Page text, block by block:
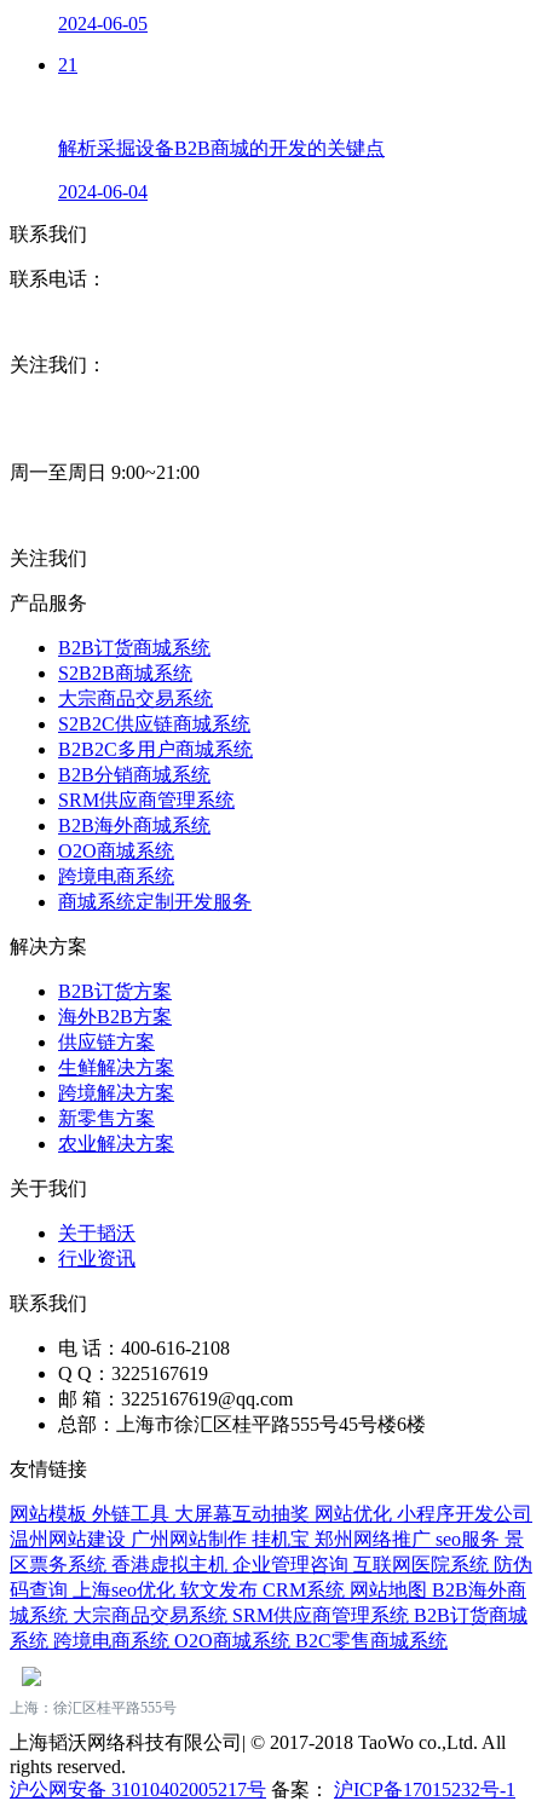
2024-06-05
21
解析采掘设备B2B商城的开发的关键点
2024-06-04
联系我们
联系电话：
关注我们：
周一至周日 9:00~21:00
关注我们
产品服务
B2B订货商城系统
S2B2B商城系统
大宗商品交易系统
S2B2C供应链商城系统
B2B2C多用户商城系统
B2B分销商城系统
SRM供应商管理系统
B2B海外商城系统
O2O商城系统
跨境电商系统
商城系统定制开发服务
解决方案
B2B订货方案
海外B2B方案
供应链方案
生鲜解决方案
跨境解决方案
新零售方案
农业解决方案
关于我们
关于韬沃
行业资讯
联系我们
电 话：400-616-2108
Q Q：3225167619
邮 箱：3225167619@qq.com
总部：上海市徐汇区桂平路555号45号楼6楼
友情链接
网站模板 外链工具 大屏幕互动抽奖 网站优化 小程序开发公司
温州网站建设 广州网站制作 挂机宝 郑州网络推广 seo服务 景
区票务系统 香港虚拟主机 企业管理咨询 互联网医院系统 防伪
码查询
上海seo优化 软文发布 CRM系统 网站地图 B2B海外商
城系统 大宗商品交易系统 SRM供应商管理系统 B2B订货商城
系统 跨境电商系统 O2O商城系统 B2C零售商城系统
上海：徐汇区桂平路555号
上海韬沃网络科技有限公司| © 2017-2018 TaoWo co.,Ltd. All
rights reserved.
沪公网安备 31010402005217号 备案： 沪ICP备17015232号-1